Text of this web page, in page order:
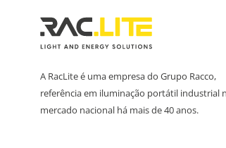
A RacLite é uma empresa do Grupo Racco,
referência em iluminação portátil industrial
mercado nacional há mais de 40 anos.